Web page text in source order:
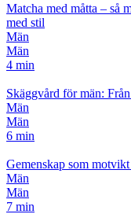
Matcha med måtta – så
med stil
Män
Män
4 min
Skäggvård för män:
Män
Män
6 min
Gemenskap som
Män
Män
7 min